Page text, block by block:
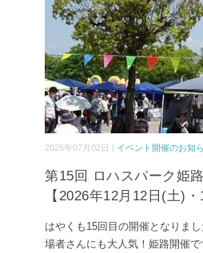
2026年07月02日 | イベント開催のお知
第15回 ロハスパーク姫
【2026年12月12日(土)・
はやくも15回目の開催となりま
場者さんにも大人気！姫路開催